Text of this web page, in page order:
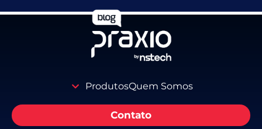
ProdutosQuem Somos
Contato